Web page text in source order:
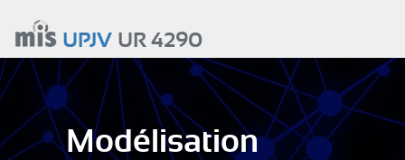
contenu
principal
UPJVUR 4290
Modélisation